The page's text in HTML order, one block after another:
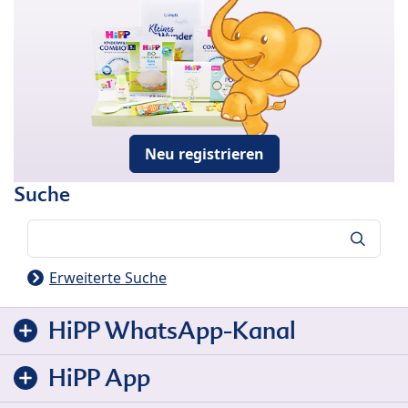
Neu registrieren
Suche
Erweiterte Suche
HiPP WhatsApp-Kanal
HiPP App